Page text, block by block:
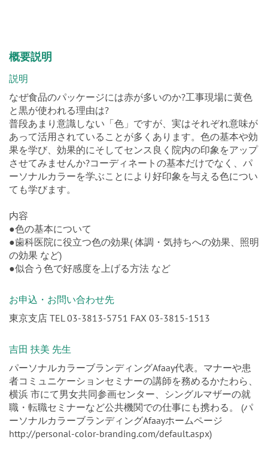
概要説明
説明
なぜ食品のパッケージには赤が多いのか?工事現場に黄色
と黒が使われる理由は?
普段あまり意識しない「色」ですが、実はそれぞれ意味が
あって活用されていることが多くあります。色の基本や効
果を学び、効果的にそしてセンス良く院内の印象をアップ
させてみませんか?コーディネートの基本だけでなく、パ
ーソナルカラーを学ぶことにより好印象を与える色につい
ても学びます。
内容
●色の基本について
●歯科医院に役立つ色の効果( 体調・気持ちへの効果、照明
の効果 など)
●似合う色で好感度を上げる方法 など
お申込・お問い合わせ先
東京支店 TEL 03-3813-5751 FAX 03-3815-1513
吉田 扶美 先生
パーソナルカラーブランディングAfaay代表。マナーや患
者コミュニケーションセミナーの講師を務めるかたわら、
横浜 市にて男女共同参画センター、シングルマザーの就
職・転職セミナーなど公共機関での仕事にも携わる。 (パ
ーソナルカラーブランディングAfaayホームページ
http://personal-color-branding.com/default.aspx)